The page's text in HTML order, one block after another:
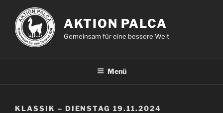
Inhalt
springen
AKTION PALCA
Gemeinsam für eine bessere Welt
Menü
KLASSIK – DIENSTAG 19.11.2024